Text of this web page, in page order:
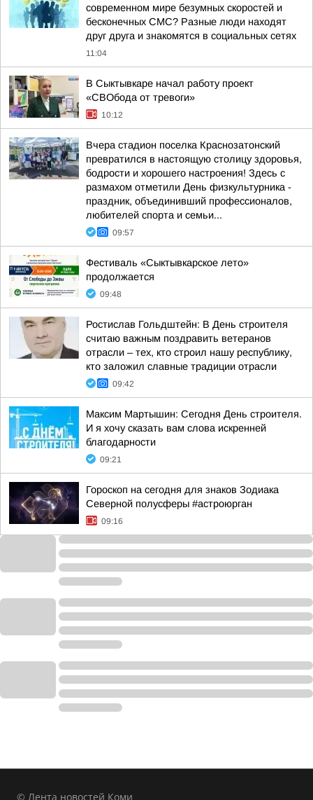
современном мире безумных скоростей и
бесконечных СМС? Разные люди находят
друг друга и знакомятся в социальных сетях
11:04
В Сыктывкаре начал работу проект
«СВОбода от тревоги»
10:12
Вчера стадион поселка Краснозатонский
превратился в настоящую столицу здоровья,
бодрости и хорошего настроения! Здесь с
размахом отметили День физкультурника -
праздник, объединивший профессионалов,
любителей спорта и семьи...
09:57
Фестиваль «Сыктывкарское лето»
продолжается
09:48
Ростислав Гольдштейн: В День строителя
считаю важным поздравить ветеранов
отрасли – тех, кто строил нашу республику,
кто заложил славные традиции отрасли
09:42
Максим Мартышин: Сегодня День строителя.
И я хочу сказать вам слова искренней
благодарности
09:21
Гороскоп на сегодня для знаков Зодиака
Северной полусферы #астроюрган
09:16
© Лента новостей Коми